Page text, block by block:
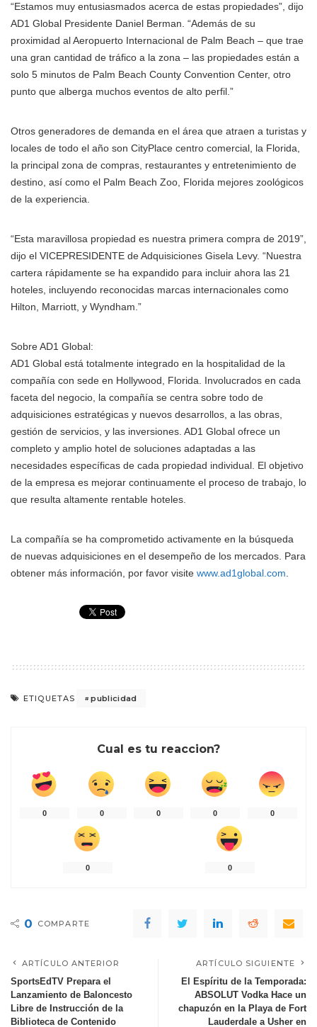
“Estamos muy entusiasmados acerca de estas propiedades”, dijo
AD1 Global Presidente Daniel Berman. “Además de su
proximidad al Aeropuerto Internacional de Palm Beach – que trae
una gran cantidad de tráfico a la zona – las propiedades están a
solo 5 minutos de Palm Beach County Convention Center, otro
punto que alberga muchos eventos de alto perfil.”
Otros generadores de demanda en el área que atraen a turistas y
locales de todo el año son CityPlace centro comercial, la Florida,
la principal zona de compras, restaurantes y entretenimiento de
destino, así como el Palm Beach Zoo, Florida mejores zoológicos
de la experiencia.
“Esta maravillosa propiedad es nuestra primera compra de 2019”,
dijo el VICEPRESIDENTE de Adquisiciones Gisela Levy. “Nuestra
cartera rápidamente se ha expandido para incluir ahora las 21
hoteles, incluyendo reconocidas marcas internacionales como
Hilton, Marriott, y Wyndham.”
Sobre AD1 Global:
AD1 Global está totalmente integrado en la hospitalidad de la
compañía con sede en Hollywood, Florida. Involucrados en cada
faceta del negocio, la compañía se centra sobre todo de
adquisiciones estratégicas y nuevos desarrollos, a las obras,
gestión de servicios, y las inversiones. AD1 Global ofrece un
completo y amplio hotel de soluciones adaptadas a las
necesidades específicas de cada propiedad individual. El objetivo
de la empresa es mejorar continuamente el proceso de trabajo, lo
que resulta altamente rentable hoteles.
La compañía se ha comprometido activamente en la búsqueda
de nuevas adquisiciones en el desempeño de los mercados. Para
obtener más información, por favor visite www.ad1global.com
ETIQUETAS publicidad
Cual es tu reaccion?
0 0 0 0 0
0 0
0 COMPARTE
ARTÍCULO ANTERIOR
SportsEdTV Prepara el
Lanzamiento de Baloncesto
Libre de Instrucción de la
Biblioteca de Contenido
ARTÍCULO SIGUIENTE
El Espíritu de la Temporada:
ABSOLUT Vodka Hace un
chapuzón en la Playa de Fort
Lauderdale a Usher en